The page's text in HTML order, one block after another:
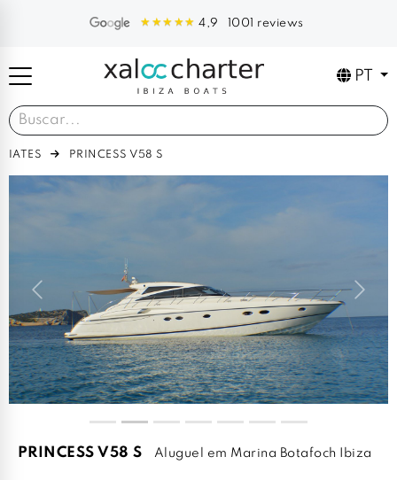
4,9 1001 reviews
PT
IATES PRINCESS V58 S
Previous Next
PRINCESS V58 S Aluguel em Marina Botafoch Ibiza